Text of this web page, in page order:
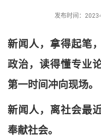
发布时间：
新闻人，拿得起笔
政治，读得懂专业
第一时间冲向现场。
新闻人，离社会最
奉献社会。